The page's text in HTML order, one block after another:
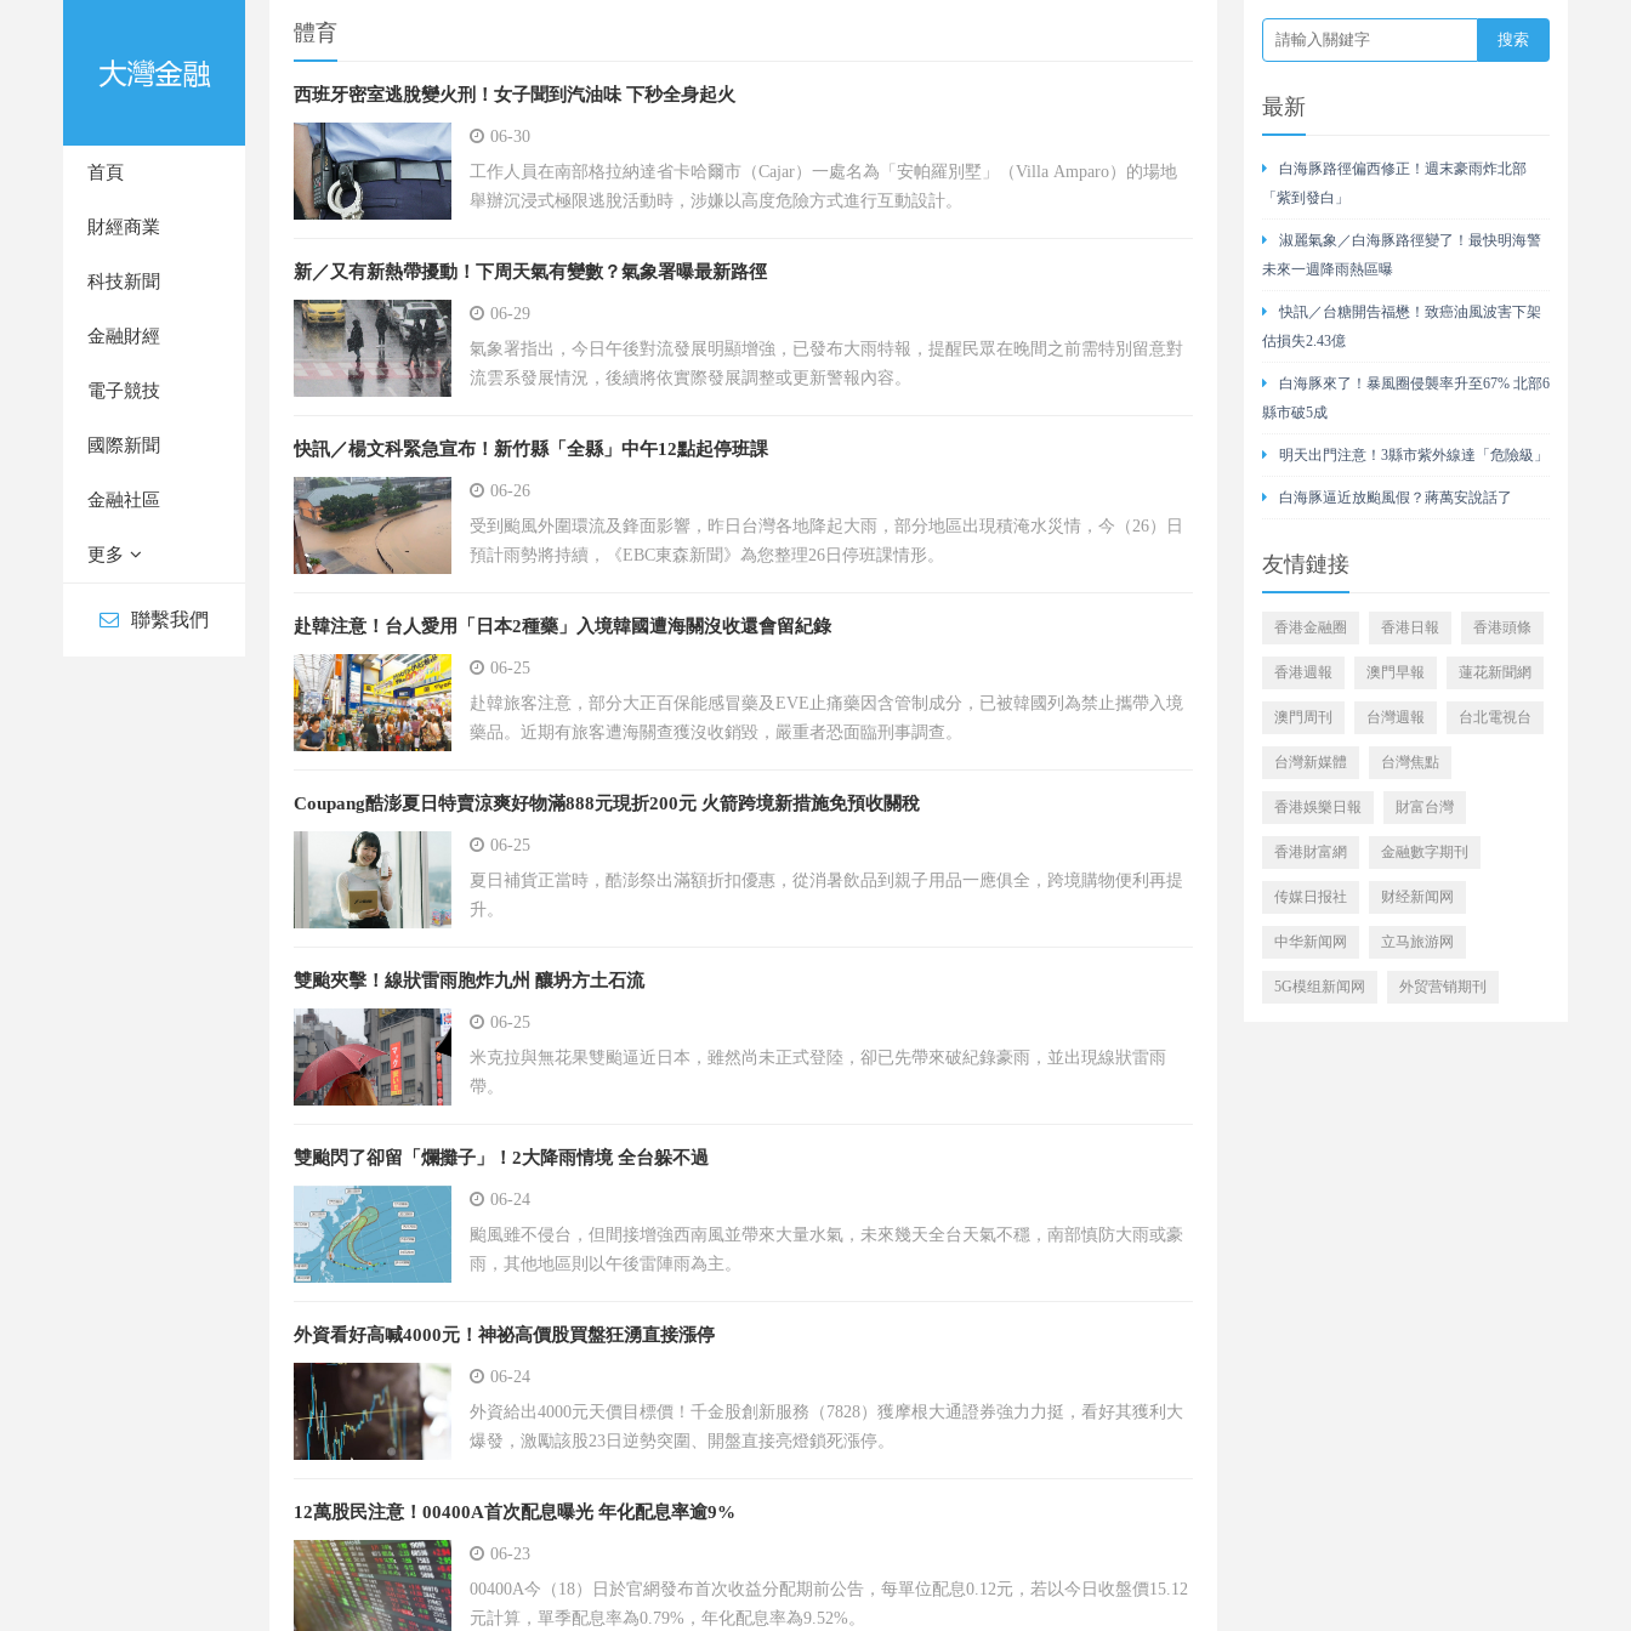
首頁
財經商業
科技新聞
金融財經
電子競技
國際新聞
金融社區
更多
聯繫我們
體育
西班牙密室逃脫變火刑！女子聞到汽油味 下秒全身起火
06-30
工作人員在南部格拉納達省卡哈爾市（Cajar）一處名為「安帕羅別墅」（Villa Amparo）的場地
舉辦沉浸式極限逃脫活動時，涉嫌以高度危險方式進行互動設計。
新／又有新熱帶擾動！下周天氣有變數？氣象署曝最新路徑
06-29
氣象署指出，今日午後對流發展明顯增強，已發布大雨特報，提醒民眾在晚間之前需特別留意對
流雲系發展情況，後續將依實際發展調整或更新警報內容。
快訊／楊文科緊急宣布！新竹縣「全縣」中午12點起停班課
06-26
受到颱風外圍環流及鋒面影響，昨日台灣各地降起大雨，部分地區出現積淹水災情，今（26）日
預計雨勢將持續，《EBC東森新聞》為您整理26日停班課情形。
赴韓注意！台人愛用「日本2種藥」入境韓國遭海關沒收還會留紀錄
06-25
赴韓旅客注意，部分大正百保能感冒藥及EVE止痛藥因含管制成分，已被韓國列為禁止攜帶入境
藥品。近期有旅客遭海關查獲沒收銷毀，嚴重者恐面臨刑事調查。
Coupang酷澎夏日特賣涼爽好物滿888元現折200元 火箭跨境新措施免預收關稅
06-25
夏日補貨正當時，酷澎祭出滿額折扣優惠，從消暑飲品到親子用品一應俱全，跨境購物便利再提
升。
雙颱夾擊！線狀雷雨胞炸九州 釀坍方土石流
06-25
米克拉與無花果雙颱逼近日本，雖然尚未正式登陸，卻已先帶來破紀錄豪雨，並出現線狀雷雨
帶。
雙颱閃了卻留「爛攤子」！2大降雨情境 全台躲不過
06-24
颱風雖不侵台，但間接增強西南風並帶來大量水氣，未來幾天全台天氣不穩，南部慎防大雨或豪
雨，其他地區則以午後雷陣雨為主。
外資看好高喊4000元！神祕高價股買盤狂湧直接漲停
06-24
外資給出4000元天價目標價！千金股創新服務（7828）獲摩根大通證券強力力挺，看好其獲利大
爆發，激勵該股23日逆勢突圍、開盤直接亮燈鎖死漲停。
12萬股民注意！00400A首次配息曝光 年化配息率逾9%
06-23
00400A今（18）日於官網發布首次收益分配期前公告，每單位配息0.12元，若以今日收盤價15.12
元計算，單季配息率為0.79%，年化配息率為9.52%。
最新
白海豚路徑偏西修正！週末豪雨炸北部
「紫到發白」
淑麗氣象／白海豚路徑變了！最快明海警
未來一週降雨熱區曝
快訊／台糖開告福懋！致癌油風波害下架
估損失2.43億
白海豚來了！暴風圈侵襲率升至67% 北部6
縣市破5成
明天出門注意！3縣市紫外線達「危險級」
白海豚逼近放颱風假？蔣萬安說話了
友情鏈接
香港金融圈 香港日報 香港頭條
香港週報 澳門早報 蓮花新聞網
澳門周刊 台灣週報 台北電視台
台灣新媒體 台灣焦點
香港娛樂日報 財富台灣
香港財富網 金融數字期刊
传媒日报社 财经新闻网
中华新闻网 立马旅游网
5G模组新闻网 外贸营销期刊